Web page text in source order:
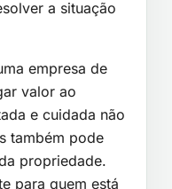
a situação
empresa de
valor ao
e cuidada não
também pode
propriedade.
para quem está